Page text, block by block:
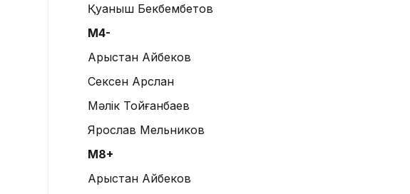
Қуаныш Бекбембетов
М4-
Арыстан Айбеков
Сексен Арслан
Мәлік Тойғанбаев
Ярослав Мельников
М8+
Арыстан Айбеков